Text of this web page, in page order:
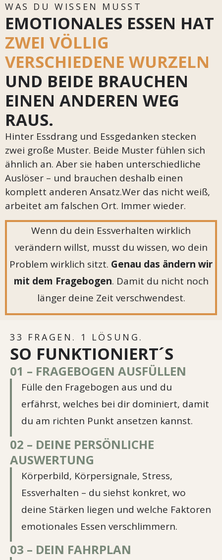
WAS DU WISSEN MUSST
EMOTIONALES ESSEN HAT
ZWEI VÖLLIG
VERSCHIEDENE WURZELN
UND BEIDE BRAUCHEN
EINEN ANDEREN WEG
RAUS.
Hinter Essdrang und Essgedanken stecken
zwei große Muster. Beide Muster fühlen sich
ähnlich an. Aber sie haben unterschiedliche
Auslöser – und brauchen deshalb einen
komplett anderen Ansatz.Wer das nicht weiß,
arbeitet am falschen Ort. Immer wieder.
Wenn du dein Essverhalten wirklich
verändern willst, musst du wissen, wo dein
Problem wirklich sitzt. Genau das ändern wir
mit dem Fragebogen. Damit du nicht noch
länger deine Zeit verschwendest.
33 FRAGEN. 1 LÖSUNG.
SO FUNKTIONIERT´S
01 – FRAGEBOGEN AUSFÜLLEN
Fülle den Fragebogen aus und du
erfährst, welches bei dir dominiert, damit
du am richten Punkt ansetzen kannst.
02 – DEINE PERSÖNLICHE
AUSWERTUNG
Körperbild, Körpersignale, Stress,
Essverhalten – du siehst konkret, wo
deine Stärken liegen und welche Faktoren
emotionales Essen verschlimmern.
03 – DEIN FAHRPLAN